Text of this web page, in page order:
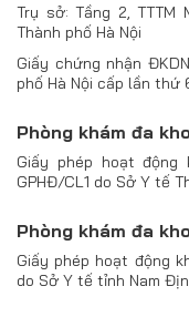
Trụ sở: Tầng 2, TTTM
Thành phố Hà Nội
Giấy chứng nhận
phố Hà Nội cấp lần
Phòng khám đa
Giấy phép hoạt động
GPHĐ/CL1 do Sở Y tế
Phòng khám đa
Giấy phép hoạt động
do Sở Y tế tỉnh Nam